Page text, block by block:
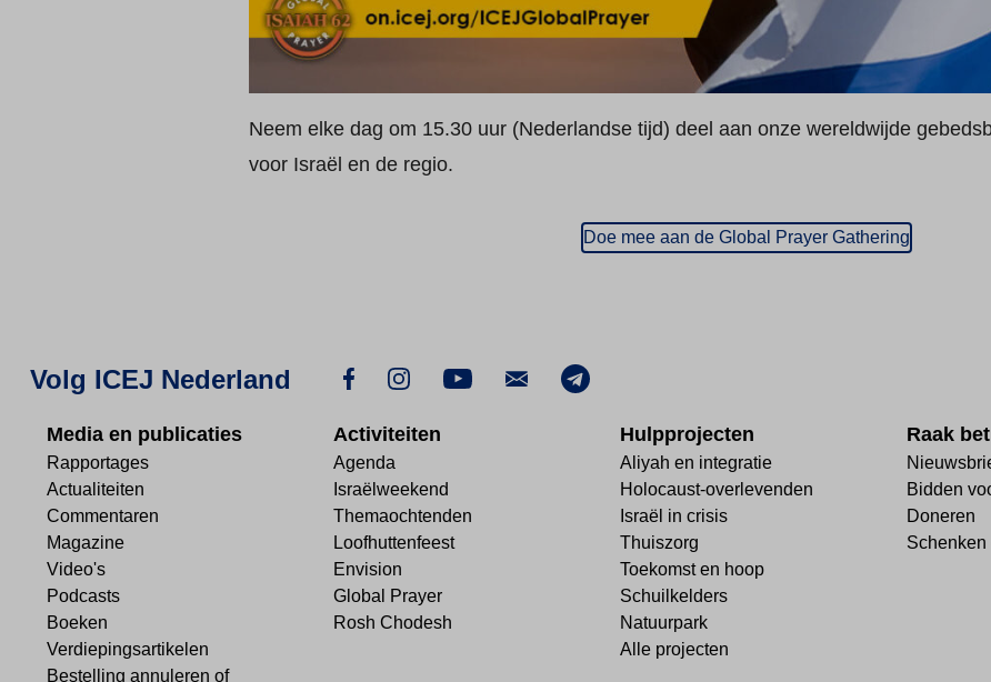
Neem elke dag om 15.30 uur (Nederlandse tijd) deel aan onze wereldwijde
voor Israël en de regio.
Doe mee aan de Global Prayer Gathering
Volg ICEJ Nederland
Media en publicaties
Rapportages
Actualiteiten
Commentaren
Magazine
Video's
Podcasts
Boeken
Verdiepingsartikelen
Bestelling annuleren of
Activiteiten
Agenda
Israëlweekend
Themaochtenden
Loofhuttenfeest
Envision
Global Prayer
Rosh Chodesh
Hulpprojecten
Aliyah en integratie
Holocaust-overlevenden
Israël in crisis
Thuiszorg
Toekomst en hoop
Schuilkelders
Natuurpark
Alle projecten
Raak
Bidden
Doneren
Schenken